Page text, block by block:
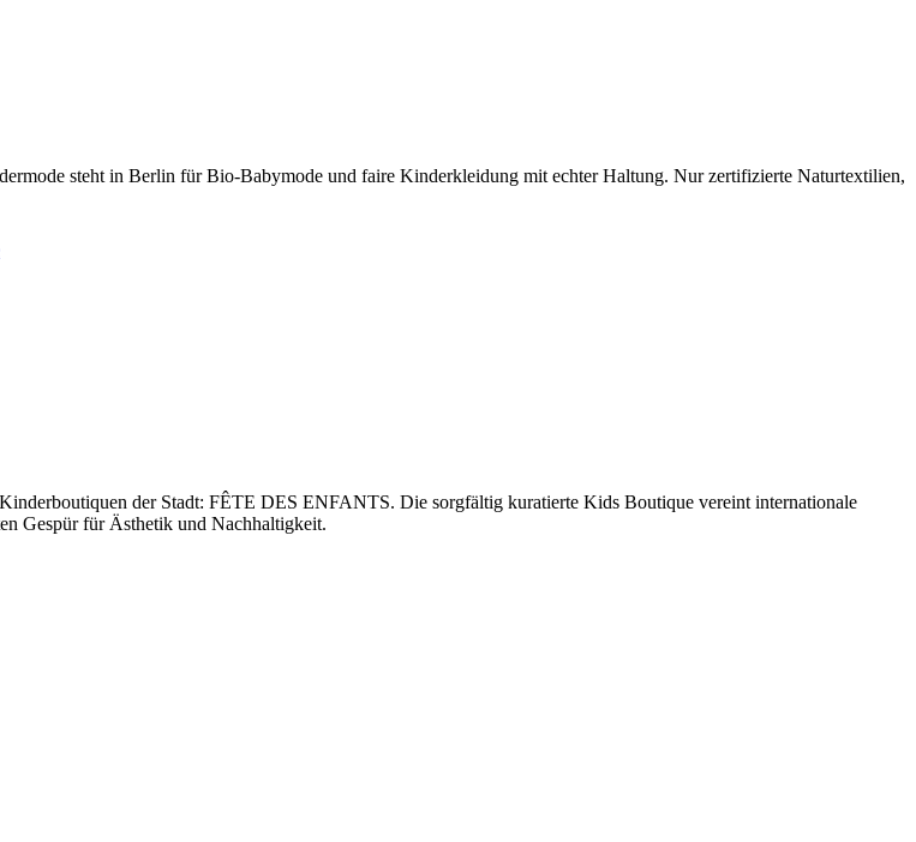
steht in Berlin für Bio-Babymode und faire Kinderkleidung mit echter Haltung. Nur zertifizierte Naturtextilien,
der Stadt: FÊTE DES ENFANTS. Die sorgfältig kuratierte Kids Boutique vereint internationale
Gespür für Ästhetik und Nachhaltigkeit.